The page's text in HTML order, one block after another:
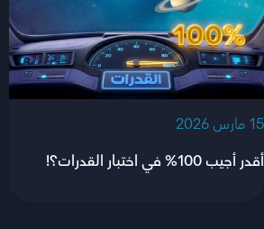
‫15 مارس 2026‬
أقدر أجيب 100% في اختبار القدرات؟!